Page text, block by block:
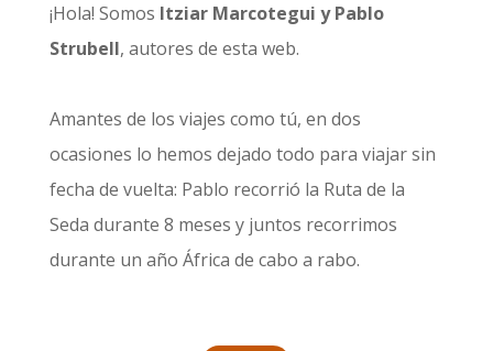
¡Hola! Somos Itziar Marcotegui y Pablo
Strubell, autores de esta web.
Amantes de los viajes como tú, en dos
ocasiones lo hemos dejado todo para viajar sin
fecha de vuelta: Pablo recorrió la Ruta de la
Seda durante 8 meses y juntos recorrimos
durante un año África de cabo a rabo.